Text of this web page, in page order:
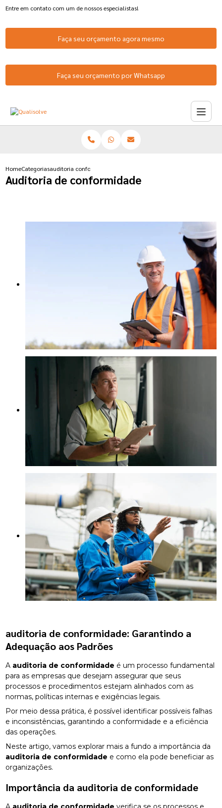
Entre em contato com um de nossos especialistas!
Faça seu orçamento agora mesmo
Faça seu orçamento por Whatsapp
HomeCategoriasauditoria conformidade
Auditoria de conformidade
auditoria de conformidade: Garantindo a
Adequação aos Padrões
A auditoria de conformidade é um processo fundamental
para as empresas que desejam assegurar que seus
processos e procedimentos estejam alinhados com as
normas, políticas internas e exigências legais.
Por meio dessa prática, é possível identificar possíveis falhas
e inconsistências, garantindo a conformidade e a eficiência
das operações.
Neste artigo, vamos explorar mais a fundo a importância da
auditoria de conformidade e como ela pode beneficiar as
organizações.
Importância da auditoria de conformidade